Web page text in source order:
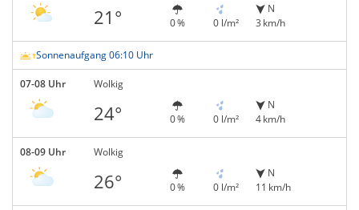
21° 0 % 0 l/m²
N
3 km/h
Sonnenaufgang 06:10 Uhr
07-08 Uhr Wolkig
24° 0 % 0 l/m²
N
4 km/h
08-09 Uhr Wolkig
26° 0 % 0 l/m²
N
11 km/h